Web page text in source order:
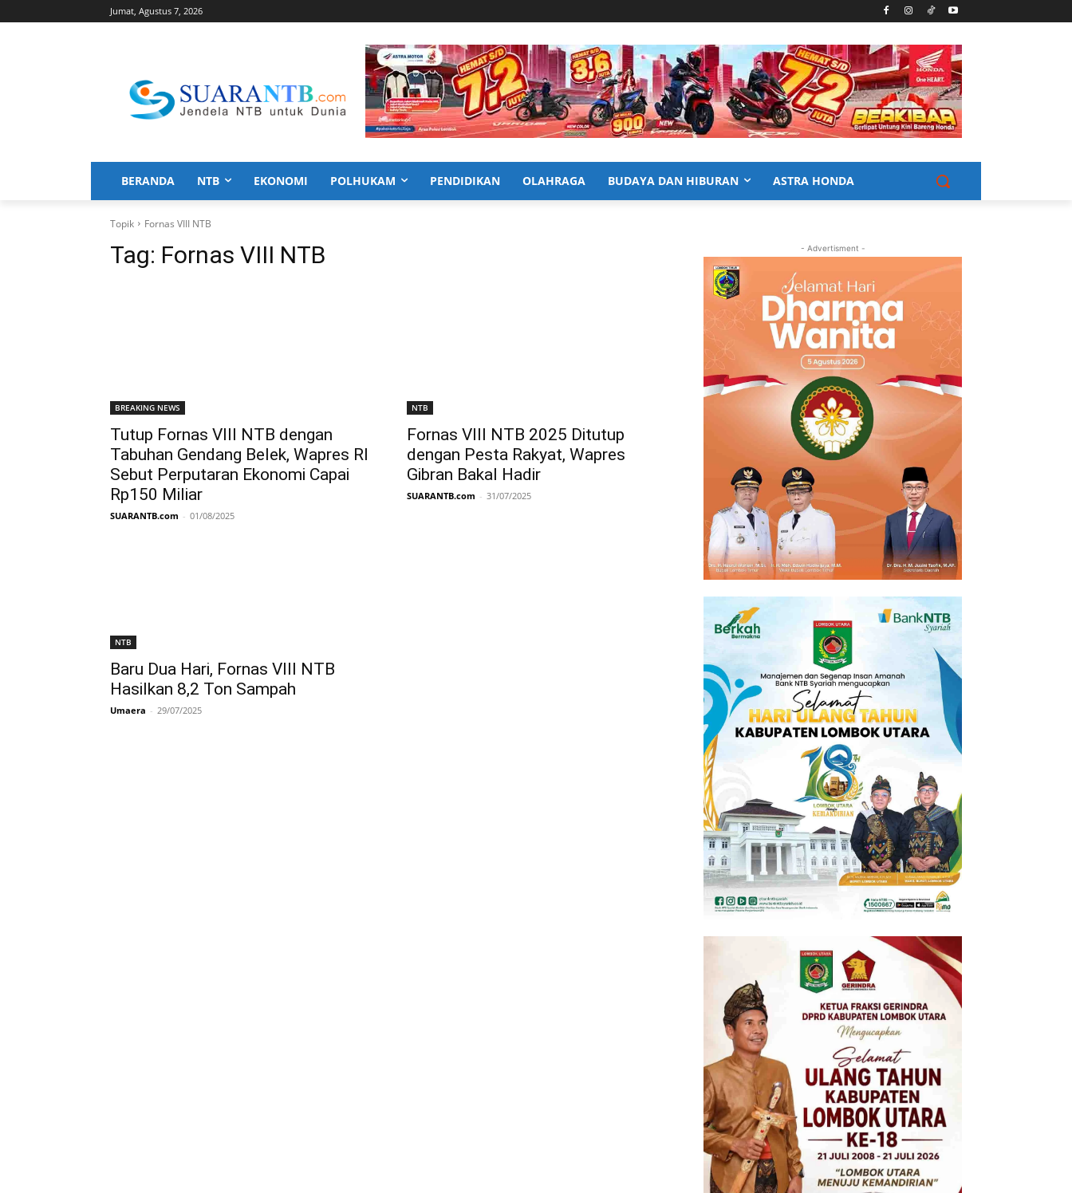
Jumat, Agustus 7, 2026
BERANDA NTB EKONOMI POLHUKAM PENDIDIKAN OLAHRAGA BUDAYA DAN HIBURAN ASTRA HONDA
Topik Fornas VIII NTB
Tag: Fornas VIII NTB
BREAKING NEWS
Tutup Fornas VIII NTB dengan
Tabuhan Gendang Belek, Wapres RI
Sebut Perputaran Ekonomi Capai
Rp150 Miliar
SUARANTB.com - 01/08/2025
NTB
Fornas VIII NTB 2025 Ditutup
dengan Pesta Rakyat, Wapres
Gibran Bakal Hadir
SUARANTB.com - 31/07/2025
NTB
Baru Dua Hari, Fornas VIII NTB
Hasilkan 8,2 Ton Sampah
Umaera - 29/07/2025
- Advertisment -